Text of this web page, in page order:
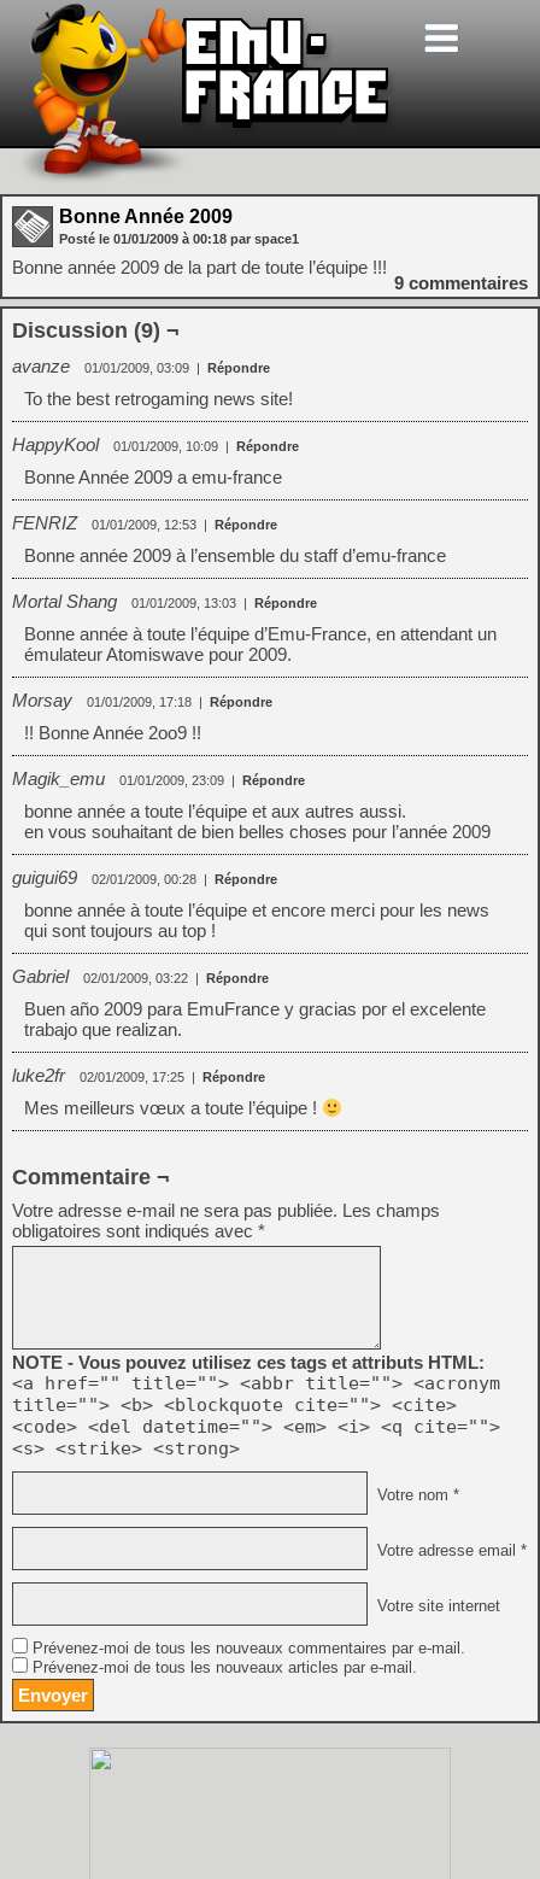
Bonne Année 2009
Posté le 01/01/2009 à 00:18 par space1
Bonne année 2009 de la part de toute l’équipe !!!
9 commentaires
Discussion (9) ¬
avanze 01/01/2009, 03:09 | Répondre
To the best retrogaming news site!
HappyKool 01/01/2009, 10:09 | Répondre
Bonne Année 2009 a emu-france
FENRIZ 01/01/2009, 12:53 | Répondre
Bonne année 2009 à l’ensemble du staff d’emu-france
Mortal Shang 01/01/2009, 13:03 | Répondre
Bonne année à toute l’équipe d’Emu-France, en attendant un
émulateur Atomiswave pour 2009.
Morsay 01/01/2009, 17:18 | Répondre
!! Bonne Année 2oo9 !!
Magik_emu 01/01/2009, 23:09 | Répondre
bonne année a toute l’équipe et aux autres aussi.
en vous souhaitant de bien belles choses pour l’année 2009
guigui69 02/01/2009, 00:28 | Répondre
bonne année à toute l’équipe et encore merci pour les news
qui sont toujours au top !
Gabriel 02/01/2009, 03:22 | Répondre
Buen año 2009 para EmuFrance y gracias por el excelente
trabajo que realizan.
luke2fr 02/01/2009, 17:25 | Répondre
Mes meilleurs vœux a toute l’équipe !
Commentaire ¬
Votre adresse e-mail ne sera pas publiée. Les champs
obligatoires sont indiqués avec *
NOTE - Vous pouvez utilisez ces tags et attributs HTML:
<a href="" title=""> <abbr title=""> <acronym
title=""> <b> <blockquote cite=""> <cite>
<code> <del datetime=""> <em> <i> <q cite="">
<s> <strike> <strong>
Votre nom *
Votre adresse email *
Votre site internet
Prévenez-moi de tous les nouveaux commentaires par e-mail.
Prévenez-moi de tous les nouveaux articles par e-mail.